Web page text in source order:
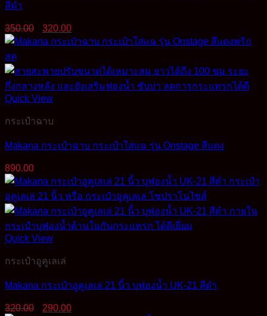
สีดำ
350.00
Original
price
was:
320.00
price
is:
Quick View
กระเป๋าฉาบ
Makana กระเป๋าฉาบ กระเป๋าใส่แฉ รุ่น Onstage สีแดง
890.00
Quick View
กระเป๋าอูคูเลเล่
Makana กระเป๋าอูคูเลเล่ 21 นิ้ว บุฟองน้ำ UK-21 สีดำ
320.00
Original
290.00